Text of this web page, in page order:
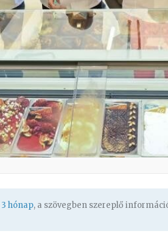
3 hónap, a szövegben szereplő